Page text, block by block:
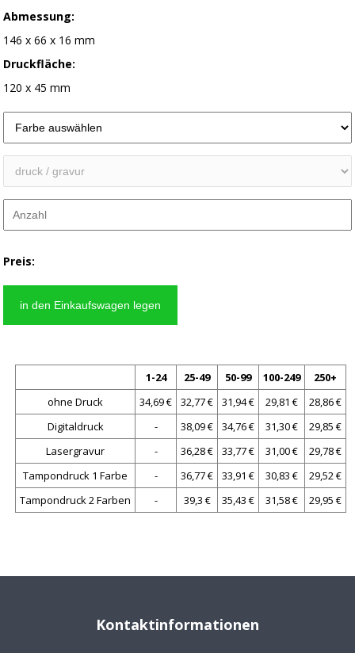
Abmessung:
146 x 66 x 16 mm
Druckfläche:
120 x 45 mm
Preis:
1-24 25-49 50-99 100-249
250+
ohne Druck
34,69 € 32,77 € 31,94 € 29,81 €
28,86 €
Digitaldruck
- 38,09 € 34,76 € 31,30 €
29,85 €
Lasergravur
- 36,28 € 33,77 € 31,00 €
29,78 €
Tampondruck 1 Farbe
- 36,77 € 33,91 € 30,83 €
29,52 €
Tampondruck 2 Farben
- 39,3 € 35,43 € 31,58 € 29,95 €
Kontaktinformationen